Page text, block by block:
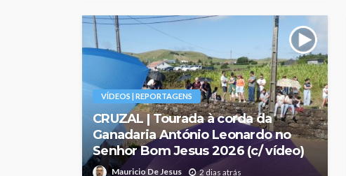
VÍDEOS | REPORTAGENS
CRUZAL | Tourada à corda da
Ganadaria António Leonardo no
Senhor Bom Jesus 2026 (c/ vídeo)
Mauricio De Jesus 2 dias atrás